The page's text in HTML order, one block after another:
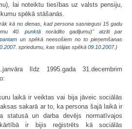
lai noteiktu tiesības uz valsts pensiju,
spēkā stāšanās.
kā no dienas, kad persona sasniegusi 15 gadu
40. punktā norādīto gadījumu)" atzīti par
un spēkā neesošiem no to pieņemšanas
spriedumu, kas stājas spēkā 09.10.2007. )
līdz 1995.gada 31.decembrim
laikā ir veiktas vai bija jāveic sociālās
sakarā ar to, ka persona šajā laikā ir
statusā un darba devējs normatīvajos
ir bijis reģistrēts kā sociālās